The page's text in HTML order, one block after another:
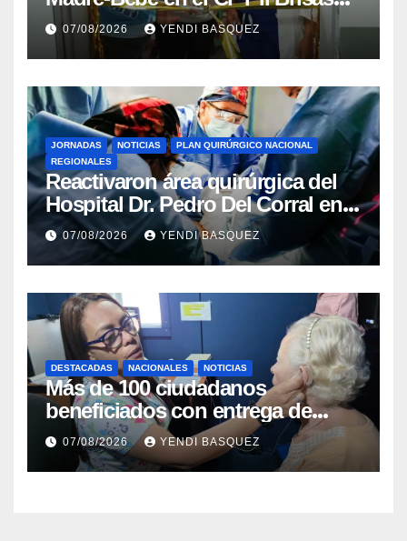
del Aeropuerto ​Inauguraron
Rincón
07/08/2026 YENDI BASQUEZ
JORNADAS NOTICIAS
PLAN QUIRÚRGICO NACIONAL
REGIONALES
Reactivaron área quirúrgica del
Hospital Dr. Pedro Del Corral en
Guárico
07/08/2026 YENDI BASQUEZ
DESTACADAS NACIONALES NOTICIAS
Más de 100 ciudadanos
beneficiados con entrega de
prótesis auditivas en el Centro de
Rehabilitación J.J. Arvelo
07/08/2026 YENDI BASQUEZ